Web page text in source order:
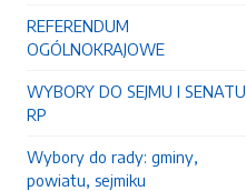
REFERENDUM
OGÓLNOKRAJOWE
WYBORY DO SEJMU I SENATU
RP
Wybory do rady: gminy,
powiatu, sejmiku